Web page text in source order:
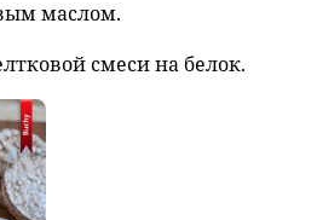
маслом.
смеси на белок.